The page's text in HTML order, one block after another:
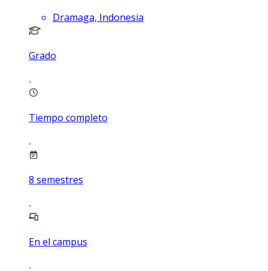
Dramaga, Indonesia
Grado
Tiempo completo
8 semestres
En el campus